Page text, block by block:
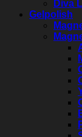
Diva
Gelpolish